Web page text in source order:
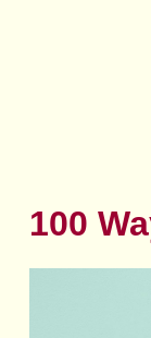
100